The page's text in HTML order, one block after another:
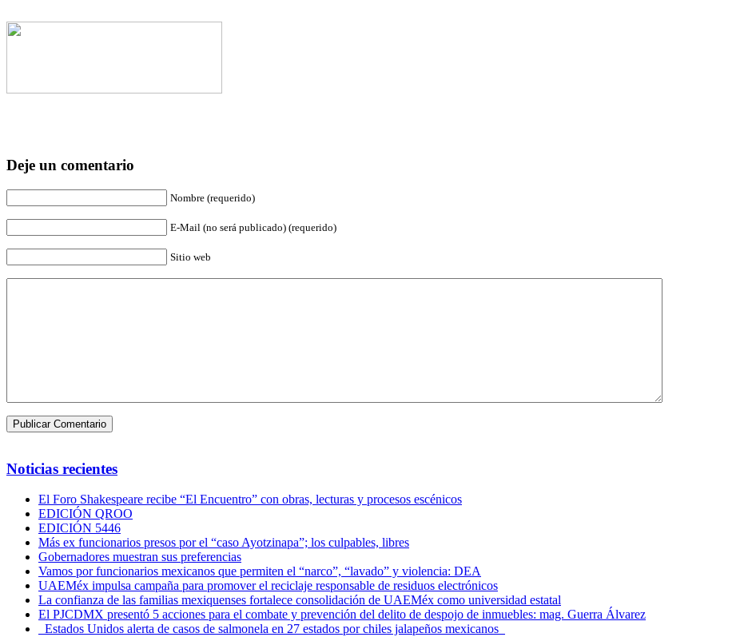
Deje un comentario
Nombre (requerido)
E-Mail (no será publicado) (requerido)
Sitio web
Noticias recientes
El Foro Shakespeare recibe “El Encuentro” con obras, lecturas y procesos escénicos
EDICIÓN QROO
EDICIÓN 5446
Más ex funcionarios presos por el “caso Ayotzinapa”; los culpables, libres
Gobernadores muestran sus preferencias
Vamos por funcionarios mexicanos que permiten el “narco”, “lavado” y violencia: DEA
UAEMéx impulsa campaña para promover el reciclaje responsable de residuos electrónicos
La confianza de las familias mexiquenses fortalece consolidación de UAEMéx como universidad estatal
El PJCDMX presentó 5 acciones para el combate y prevención del delito de despojo de inmuebles: mag. Guerra Álvarez
Estados Unidos alerta de casos de salmonela en 27 estados por chiles jalapeños mexicanos